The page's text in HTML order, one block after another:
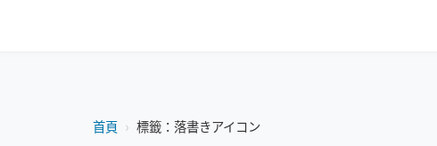
首頁 › 標籤：落書きアイコン